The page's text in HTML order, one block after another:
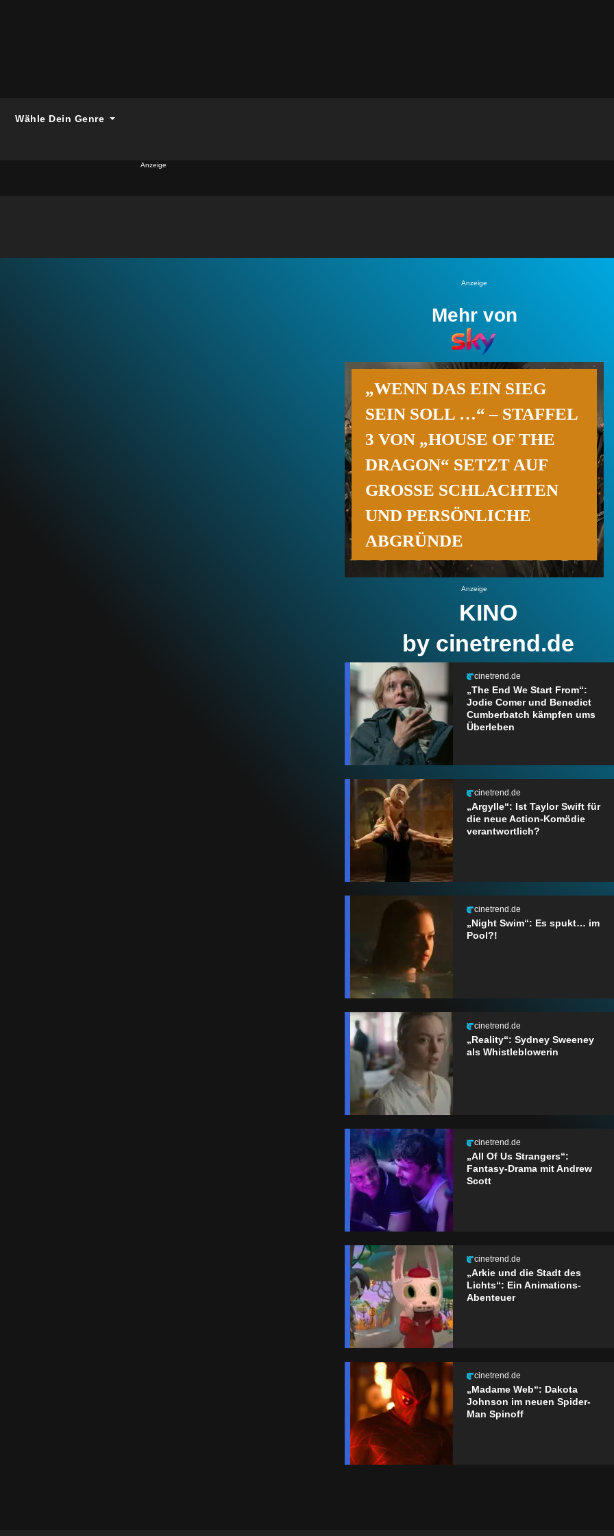
Wähle Dein Genre
Anzeige
Anzeige
Mehr von
„WENN DAS EIN SIEG
SEIN SOLL …“ – STAFFEL
3 VON „HOUSE OF THE
DRAGON“ SETZT AUF
GROSSE SCHLACHTEN U
ND PERSÖNLICHE A
BGRÜNDE
Anzeige
KINO
by cinetrend.de
cinetrend.de
„The End We Start From“:
Jodie Comer und Benedict
Cumberbatch kämpfen ums
Überleben
cinetrend.de
„Argylle“: Ist Taylor Swift für
die neue Action-Komödie
verantwortlich?
cinetrend.de
„Night Swim“: Es spukt… im
Pool?!
cinetrend.de
„Reality“: Sydney Sweeney
als Whistleblowerin
cinetrend.de
„All Of Us Strangers“:
Fantasy-Drama mit Andrew
Scott
cinetrend.de
„Arkie und die Stadt des
Lichts“: Ein Animations-
Abenteuer
cinetrend.de
„Madame Web“: Dakota
Johnson im neuen Spider-
Man Spinoff